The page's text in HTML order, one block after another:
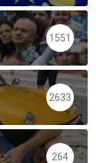
1551
2633
264